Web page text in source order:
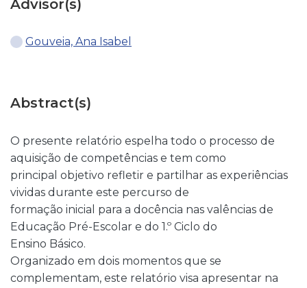
Advisor(s)
Gouveia, Ana Isabel
Abstract(s)
O presente relatório espelha todo o processo de
aquisição de competências e tem como
principal objetivo refletir e partilhar as experiências
vividas durante este percurso de
formação inicial para a docência nas valências de
Educação Pré-Escolar e do 1.º Ciclo do
Ensino Básico.
Organizado em dois momentos que se
complementam, este relatório visa apresentar na